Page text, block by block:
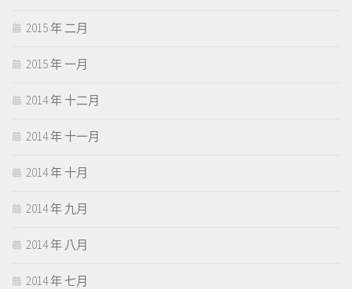
2015 年 二月
2015 年 一月
2014 年 十二月
2014 年 十一月
2014 年 十月
2014 年 九月
2014 年 八月
2014 年 七月